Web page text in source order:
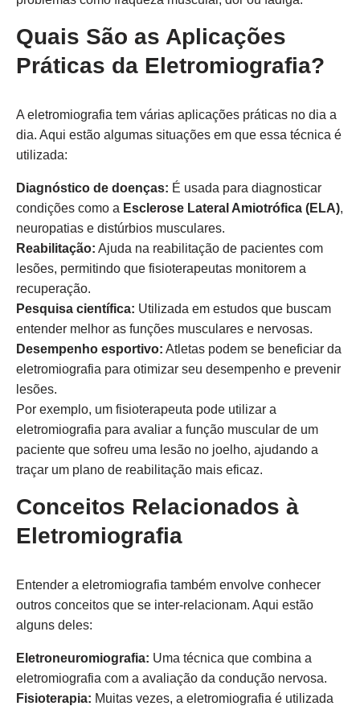
Quais São as Aplicações
Práticas da Eletromiografia?
A eletromiografia tem várias aplicações práticas no dia a
dia. Aqui estão algumas situações em que essa técnica é
utilizada:
Diagnóstico de doenças: É usada para diagnosticar
condições como a Esclerose Lateral Amiotrófica (ELA),
neuropatias e distúrbios musculares.
Reabilitação: Ajuda na reabilitação de pacientes com
lesões, permitindo que fisioterapeutas monitorem a
recuperação.
Pesquisa científica: Utilizada em estudos que buscam
entender melhor as funções musculares e nervosas.
Desempenho esportivo: Atletas podem se beneficiar da
eletromiografia para otimizar seu desempenho e prevenir
lesões.
Por exemplo, um fisioterapeuta pode utilizar a
eletromiografia para avaliar a função muscular de um
paciente que sofreu uma lesão no joelho, ajudando a
traçar um plano de reabilitação mais eficaz.
Conceitos Relacionados à
Eletromiografia
Entender a eletromiografia também envolve conhecer
outros conceitos que se inter-relacionam. Aqui estão
alguns deles:
Eletroneuromiografia: Uma técnica que combina a
eletromiografia com a avaliação da condução nervosa.
Fisioterapia: Muitas vezes, a eletromiografia é utilizada